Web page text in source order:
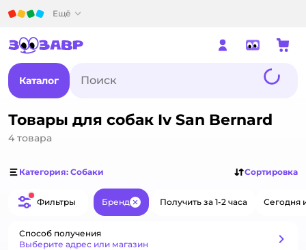
Ещё
Каталог
Товары для собак Iv San Bernard
4 товара
Категория: Собаки Сортировка
Фильтры Бренд ЗакрытьПолучить за 1-2 часа Сегодня
Способ получения
Выберите адрес или магазин